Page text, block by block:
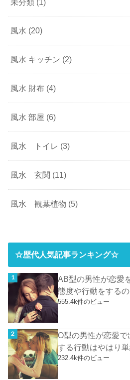
風水 (20)
風水 キッチン (2)
風水 財布 (4)
風水 部屋 (6)
風水 トイレ (3)
風水 玄関 (11)
風水 観葉植物 (5)
☆歴代人気記事ランキング☆
AB型の男性が恋愛
態度や行動をするの
555.4k件のビュー
O型の男性が恋愛
する行動はやはり
232.4k件のビュー